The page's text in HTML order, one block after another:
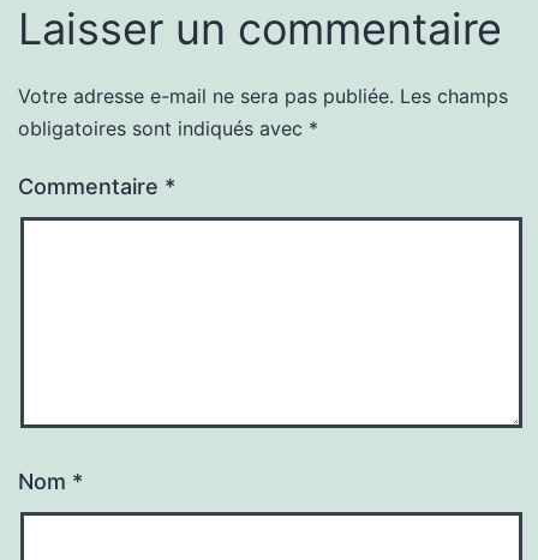
Laisser un commentaire
Votre adresse e-mail ne sera pas publiée. Les champs
obligatoires sont indiqués avec *
Commentaire *
Nom *